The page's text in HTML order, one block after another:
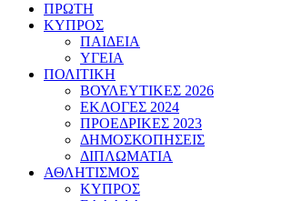
ΠΡΩΤΗ
ΚΥΠΡΟΣ
ΠΑΙΔΕΙΑ
ΥΓΕΙΑ
ΠΟΛΙΤΙΚΗ
ΒΟΥΛΕΥΤΙΚΕΣ 2026
ΕΚΛΟΓΕΣ 2024
ΠΡΟΕΔΡΙΚΕΣ 2023
ΔΗΜΟΣΚΟΠΗΣΕΙΣ
ΔΙΠΛΩΜΑΤΙΑ
ΑΘΛΗΤΙΣΜΟΣ
ΚΥΠΡΟΣ